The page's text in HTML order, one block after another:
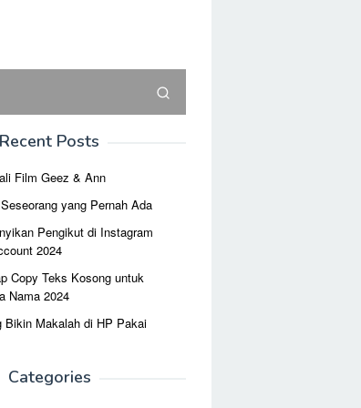
Recent Posts
Film Geez & Ann
yang Pernah Ada
Pengikut di Instagram
2024
Copy Teks Kosong untuk
Nama 2024
Bikin Makalah di HP Pakai
Categories